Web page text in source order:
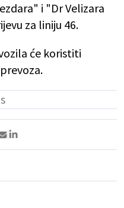
i "Dr Velizara
za liniju 46.
će koristiti